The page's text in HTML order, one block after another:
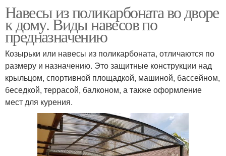
Навесы из поликарбоната во дворе
к дому. Виды навесов по
предназначению
Козырьки или навесы из поликарбоната, отличаются по
размеру и назначению. Это защитные конструкции над
крыльцом, спортивной площадкой, машиной, бассейном,
беседкой, террасой, балконом, а также оформление
мест для курения.